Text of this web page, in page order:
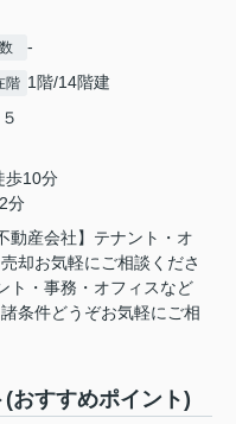
-
階 1階/14階建
歩10分
分
動産会社】テナント・オ
却お気軽にご相談くださ
ト・事務・オフィスなど
条件どうぞお気軽にご相
おすすめポイント)